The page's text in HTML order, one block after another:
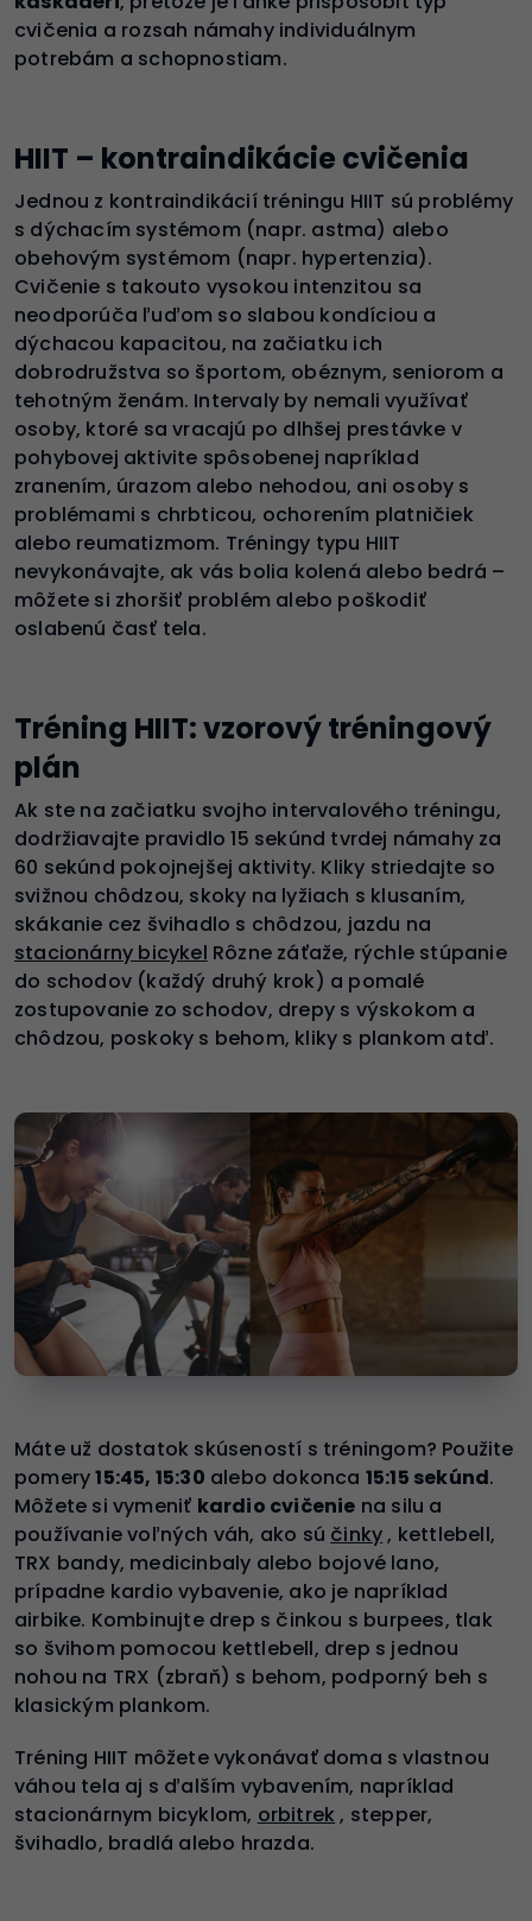
cvičenia a rozsah námahy individuálnym
potrebám a schopnostiam.
HIIT – kontraindikácie cvičenia
Jednou z kontraindikácií tréningu HIIT sú problémy
s dýchacím systémom (napr. astma) alebo
obehovým systémom (napr. hypertenzia).
Cvičenie s takouto vysokou intenzitou sa
neodporúča ľuďom so slabou kondíciou a
dýchacou kapacitou, na začiatku ich
dobrodružstva so športom, obéznym, seniorom a
tehotným ženám. Intervaly by nemali využívať
osoby, ktoré sa vracajú po dlhšej prestávke v
pohybovej aktivite spôsobenej napríklad
zranením, úrazom alebo nehodou, ani osoby s
problémami s chrbticou, ochorením platničiek
alebo reumatizmom. Tréningy typu HIIT
nevykonávajte, ak vás bolia kolená alebo bedrá –
môžete si zhoršiť problém alebo poškodiť
oslabenú časť tela.
Tréning HIIT: vzorový tréningový
plán
Ak ste na začiatku svojho intervalového tréningu,
dodržiavajte pravidlo 15 sekúnd tvrdej námahy za
60 sekúnd pokojnejšej aktivity. Kliky striedajte so
svižnou chôdzou, skoky na lyžiach s klusaním,
skákanie cez švihadlo s chôdzou, jazdu na
stacionárny bicykel Rôzne záťaže, rýchle stúpanie
do schodov (každý druhý krok) a pomalé
zostupovanie zo schodov, drepy s výskokom a
chôdzou, poskoky s behom, kliky s plankom atď.
Máte už dostatok skúseností s tréningom? Použite
pomery15:45, 15:30 alebo dokonca 15:15 sekúnd.
Môžete si vymeniť kardio cvičenie na silu a
používanie voľných váh, ako sú činky , kettlebell,
TRX bandy, medicinbaly alebo bojové lano,
prípadne kardio vybavenie, ako je napríklad
airbike. Kombinujte drep s činkou s burpees, tlak
so švihom pomocou kettlebell, drep s jednou
nohou na TRX (zbraň) s behom, podporný beh s
klasickým plankom.
Tréning HIIT môžete vykonávať doma s vlastnou
váhou tela aj s ďalším vybavením, napríklad
stacionárnym bicyklom, orbitrek , stepper,
švihadlo, bradlá alebo hrazda.